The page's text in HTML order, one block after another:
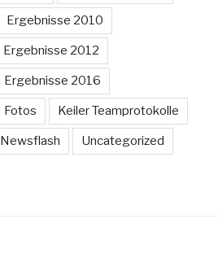
Ergebnisse 2010
Ergebnisse 2012
Ergebnisse 2016
Fotos Keiler Teamprotokolle
Newsflash Uncategorized